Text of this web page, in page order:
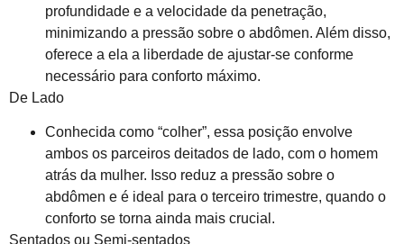
profundidade e a velocidade da penetração,
minimizando a pressão sobre o abdômen. Além disso,
oferece a ela a liberdade de ajustar-se conforme
necessário para conforto máximo.
De Lado
Conhecida como “colher”, essa posição envolve
ambos os parceiros deitados de lado, com o homem
atrás da mulher. Isso reduz a pressão sobre o
abdômen e é ideal para o terceiro trimestre, quando o
conforto se torna ainda mais crucial.
Sentados ou Semi-sentados